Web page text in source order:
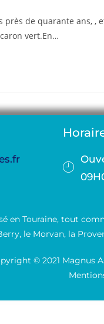
près de quarante ans,
vert.En…
en Touraine, tout
le Morvan, la
© 2021 Magnus